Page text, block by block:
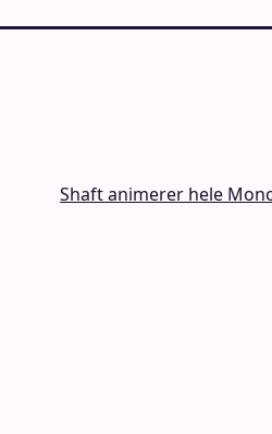
Shaft animerer hele